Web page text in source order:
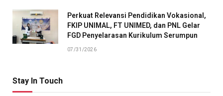
Perkuat Relevansi Pendidikan Vokasional,
FKIP UNIMAL, FT UNIMED, dan PNL Gelar
FGD Penyelarasan Kurikulum Serumpun
07/31/2026
Stay In Touch